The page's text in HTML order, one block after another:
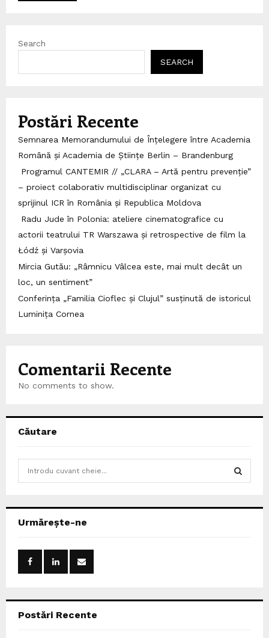
Search
SEARCH
Postări Recente
Semnarea Memorandumului de Înțelegere între Academia
Română și Academia de Științe Berlin – Brandenburg
Programul CANTEMIR // „CLARA – Artă pentru prevenție”
– proiect colaborativ multidisciplinar organizat cu
sprijinul ICR în România și Republica Moldova
Radu Jude în Polonia: ateliere cinematografice cu
actorii teatrului TR Warszawa și retrospective de film la
Łódź și Varșovia
Mircia Gutău: „Râmnicu Vâlcea este, mai mult decât un
loc, un sentiment”
Conferința „Familia Cioflec și Clujul” susținută de istoricul
Luminița Cornea
Comentarii Recente
No comments to show.
Căutare
h
Urmărește-ne
Postări Recente